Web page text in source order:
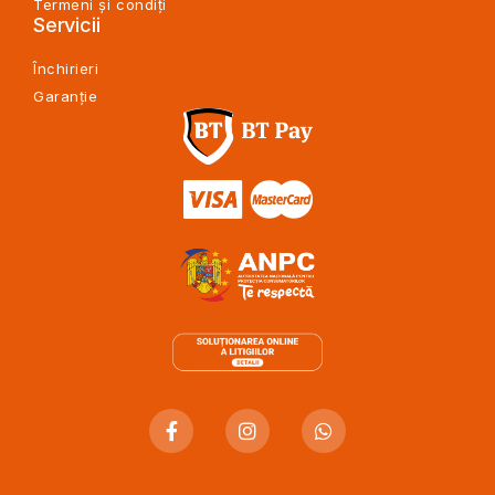
Termeni și condiți
Servicii
Închirieri
Garanție